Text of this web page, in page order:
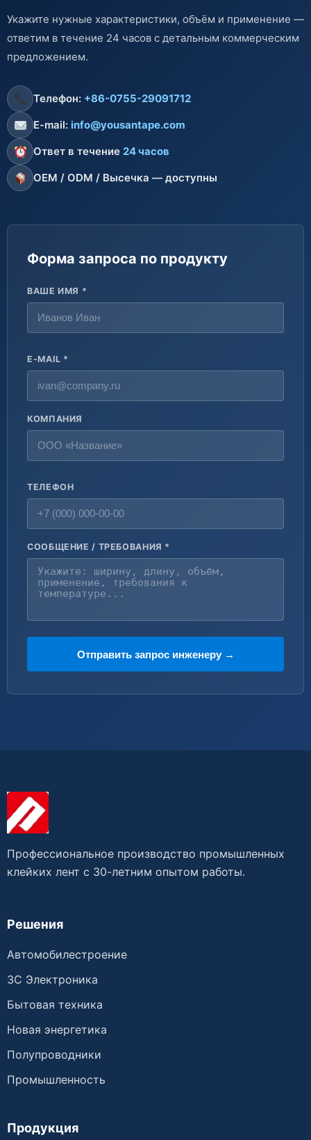
Укажите нужные характеристики, объём и применение —
ответим в течение 24 часов с детальным коммерческим
предложением.
Телефон: +86-0755-29091712
E-mail: info@yousantape.com
Ответ в течение 24 часов
OEM / ODM / Высечка — доступны
Форма запроса по продукту
ВАШЕ ИМЯ *
E-MAIL *
КОМПАНИЯ
ТЕЛЕФОН
СООБЩЕНИЕ / ТРЕБОВАНИЯ *
Отправить запрос инженеру →
Профессиональное производство промышленных
клейких лент с 30-летним опытом работы.
Решения
Автомобилестроение
3C Электроника
Бытовая техника
Новая энергетика
Полупроводники
Промышленность
Продукция